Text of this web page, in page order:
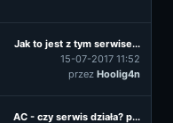
Jak to jest z tym serwise...
15-07-2017 11:52
przez Hoolig4n
AC - czy serwis działa? p...